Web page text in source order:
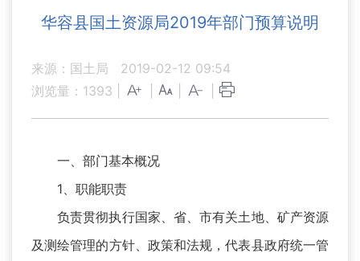
华容县国土资源局2019年部门预算说明
来源：国土局
2019-02-12 09:54
浏览量： 1393
一、部门基本概况
1、职能职责
负责贯彻执行国家、省、市有关土地、矿产资源
及测绘管理的方针、政策和法规，代表县政府统一管